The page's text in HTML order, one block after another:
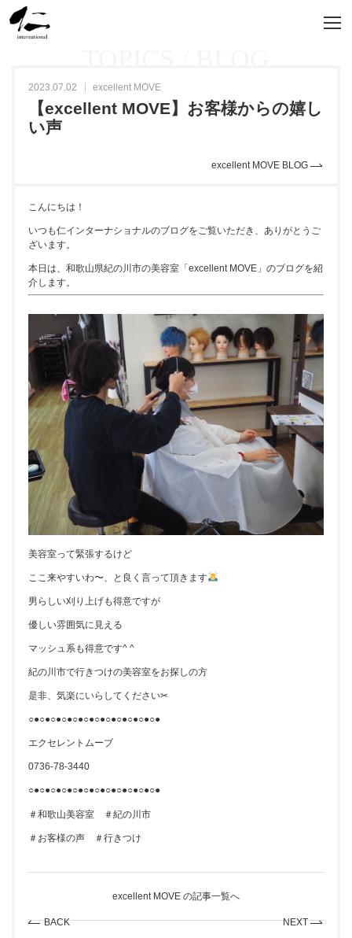
2023.07.02 excellent MOVE
【excellent MOVE】お客様からの嬉し
い声
excellent MOVE BLOG
こんにちは！
いつも仁インターナショナルのブログをご覧いただき、ありがとうご
ざいます。
本日は、和歌山県紀の川市の美容室「excellent MOVE」のブログを紹
介します。
美容室って緊張するけど
ここ来やすいわ〜、と良く言って頂きます
男らしい刈り上げも得意ですが
優しい雰囲気に見える
マッシュ系も得意です^ ^
紀の川市で行きつけの美容室をお探しの方
是非、気楽にいらしてください✂︎
○●○●○●○●○●○●○●○●○●○●○●○●
エクセレントムーブ
0736-78-3440
○●○●○●○●○●○●○●○●○●○●○●○●
＃和歌山美容室 ＃紀の川市
＃お客様の声 ＃行きつけ
BACK
excellent MOVE の記事一覧へ
NEXT